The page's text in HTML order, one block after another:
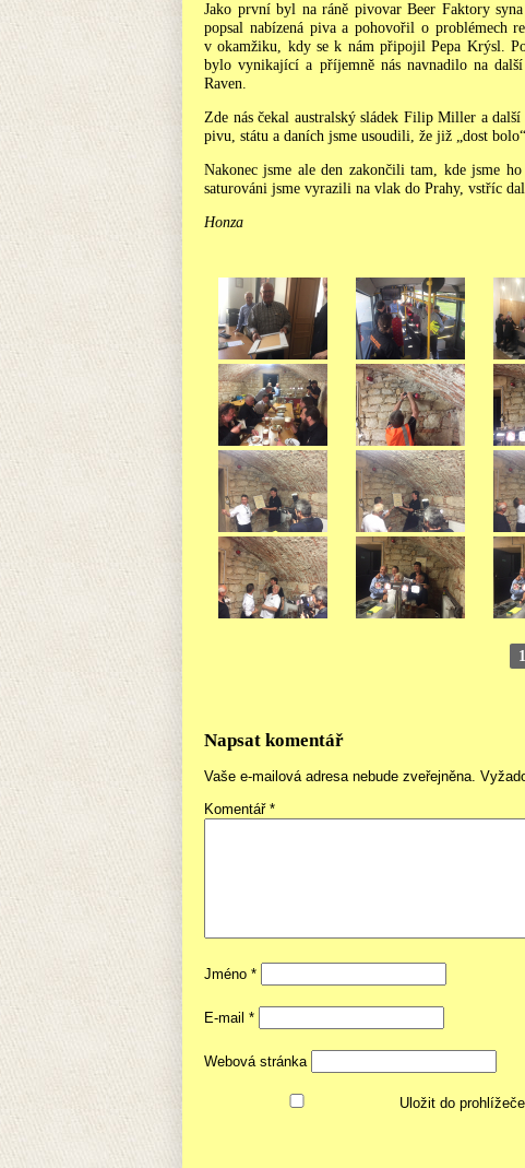
Jako první byl na ráně pivovar Beer Faktory
popsal nabízená piva a pohovořil o problémech
v okamžiku, kdy se k nám připojil Pepa Krýsl.
bylo vynikající a příjemně nás navnadilo na
Raven.
Zde nás čekal australský sládek Filip Miller a
pivu, státu a daních jsme usoudili, že již „dost
Nakonec jsme ale den zakončili tam, kde jsme
saturováni jsme vyrazili na vlak do Prahy, vstříc
Honza
1
Napsat komentář
Vaše e-mailová adresa nebude zveřejněna.
Komentář *
Jméno *
E-mail *
Webová stránka
Uložit do